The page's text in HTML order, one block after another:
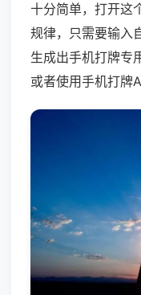
十分简单，打开这
规律，只需要输入
生成出手机打牌专
或者使用手机打牌